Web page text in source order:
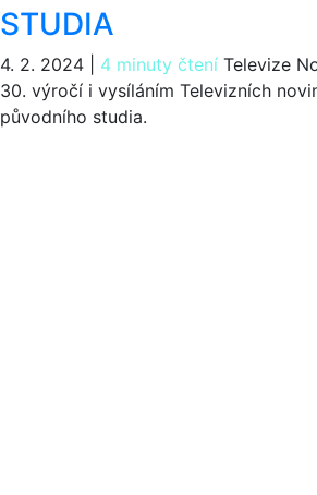
STUDIA
4. 2. 2024 4 minuty čtení Televize
30. výročí i vysíláním Televizních
původního studia.